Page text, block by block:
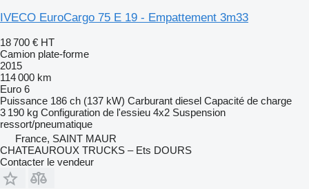
IVECO EuroCargo 75 E 19 - Empattement 3m33
18 700 € HT
Camion plate-forme
2015
114 000 km
Euro 6
Puissance 186 ch (137 kW) Carburant diesel Capacité de charge
3 190 kg Configuration de l'essieu 4x2 Suspension
ressort/pneumatique
France, SAINT MAUR
CHATEAUROUX TRUCKS – Ets DOURS
Contacter le vendeur